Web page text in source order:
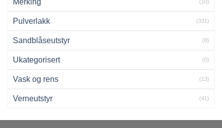
(10)
Pulverlakk (331)
Sandblåseutstyr (8)
Ukategorisert (0)
Vask og rens (13)
Verneutstyr (41)